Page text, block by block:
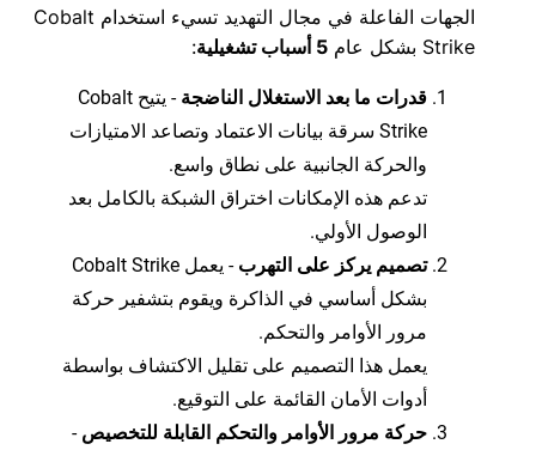
الجهات الفاعلة في مجال التهديد تسيء استخدام Cobalt
Strike بشكل عام
5 أسباب تشغيلية :
قدرات ما بعد الاستغلال الناضجة
- يتيح Cobalt
Strike سرقة بيانات الاعتماد وتصاعد الامتيازات
والحركة الجانبية على نطاق واسع.
تدعم هذه الإمكانات اختراق الشبكة بالكامل بعد
الوصول الأولي.
تصميم يركز على التهرب
- يعمل Cobalt Strike
بشكل أساسي في الذاكرة ويقوم بتشفير حركة
مرور الأوامر والتحكم.
يعمل هذا التصميم على تقليل الاكتشاف بواسطة
أدوات الأمان القائمة على التوقيع.
حركة مرور الأوامر والتحكم القابلة للتخصيص -